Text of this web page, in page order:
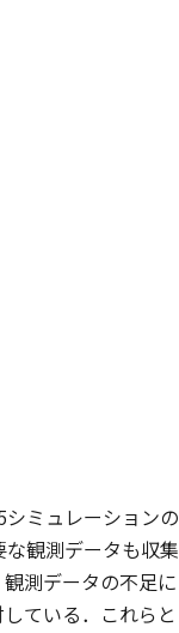
ミュレーションの
観測データも収集
測データの不足に
ている．これらと